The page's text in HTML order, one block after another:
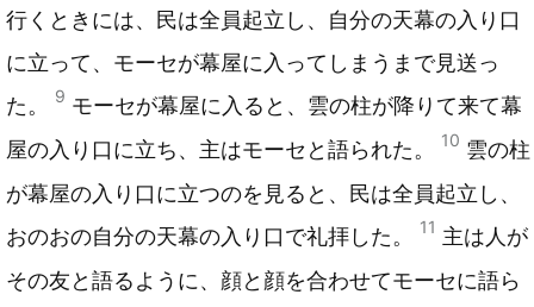
行くときには、民は全員起立し、自分の天幕の入り口
に立って、モーセが幕屋に入ってしまうまで見送っ
た。
9 モーセが幕屋に入ると、雲の柱が降りて来て幕
屋の入り口に立ち、主はモーセと語られた。
10 雲の柱
が幕屋の入り口に立つのを見ると、民は全員起立し、
おのおの自分の天幕の入り口で礼拝した。
11 主は人が
その友と語るように、顔と顔を合わせてモーセに語ら